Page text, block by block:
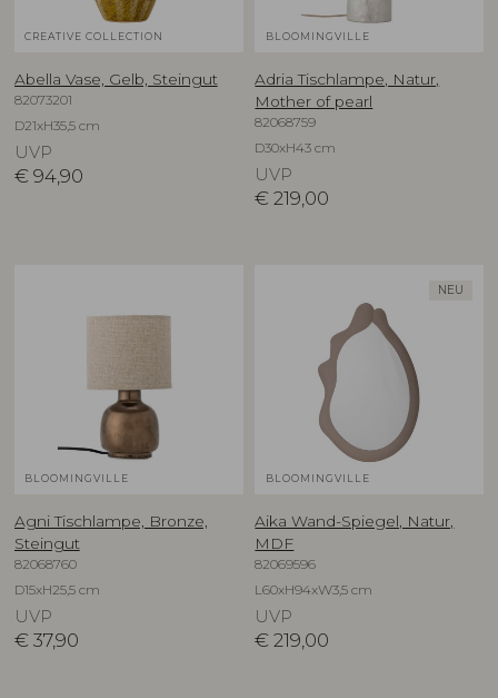
CREATIVE COLLECTION
Abella Vase, Gelb, Steingut
82073201
D21xH35,5 cm
UVP
€ 94,90
BLOOMINGVILLE
Adria Tischlampe, Natur,
Mother of pearl
82068759
D30xH43 cm
UVP
€ 219,00
BLOOMINGVILLE
Agni Tischlampe, Bronze,
Steingut
82068760
D15xH25,5 cm
UVP
€ 37,90
NEU
BLOOMINGVILLE
Aika Wand-Spiegel, Natur,
MDF
82069596
L60xH94xW3,5 cm
UVP
€ 219,00